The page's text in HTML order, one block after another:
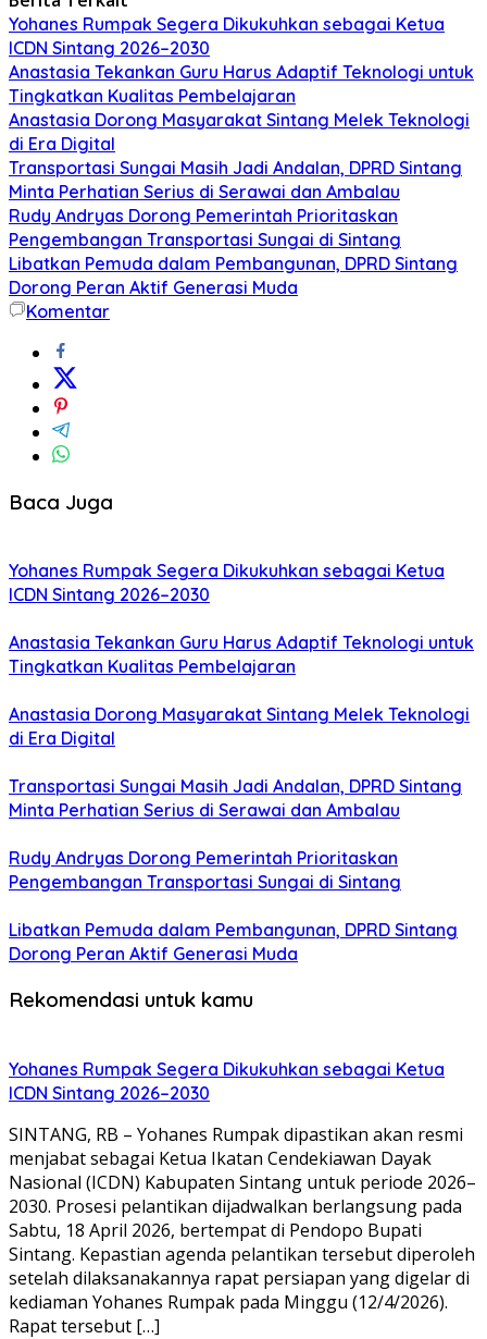
Yohanes Rumpak Segera Dikukuhkan sebagai Ketua
ICDN Sintang 2026–2030
Anastasia Tekankan Guru Harus Adaptif Teknologi untuk
Tingkatkan Kualitas Pembelajaran
Anastasia Dorong Masyarakat Sintang Melek Teknologi
di Era Digital
Transportasi Sungai Masih Jadi Andalan, DPRD Sintang
Minta Perhatian Serius di Serawai dan Ambalau
Rudy Andryas Dorong Pemerintah Prioritaskan
Pengembangan Transportasi Sungai di Sintang
Libatkan Pemuda dalam Pembangunan, DPRD Sintang
Dorong Peran Aktif Generasi Muda
Komentar
Baca Juga
Yohanes Rumpak Segera Dikukuhkan sebagai Ketua
ICDN Sintang 2026–2030
Anastasia Tekankan Guru Harus Adaptif Teknologi untuk
Tingkatkan Kualitas Pembelajaran
Anastasia Dorong Masyarakat Sintang Melek Teknologi
di Era Digital
Transportasi Sungai Masih Jadi Andalan, DPRD Sintang
Minta Perhatian Serius di Serawai dan Ambalau
Rudy Andryas Dorong Pemerintah Prioritaskan
Pengembangan Transportasi Sungai di Sintang
Libatkan Pemuda dalam Pembangunan, DPRD Sintang
Dorong Peran Aktif Generasi Muda
Rekomendasi untuk kamu
Yohanes Rumpak Segera Dikukuhkan sebagai Ketua
ICDN Sintang 2026–2030
SINTANG, RB – Yohanes Rumpak dipastikan akan resmi
menjabat sebagai Ketua Ikatan Cendekiawan Dayak
Nasional (ICDN) Kabupaten Sintang untuk periode 2026–
2030. Prosesi pelantikan dijadwalkan berlangsung pada
Sabtu, 18 April 2026, bertempat di Pendopo Bupati
Sintang. Kepastian agenda pelantikan tersebut diperoleh
setelah dilaksanakannya rapat persiapan yang digelar di
kediaman Yohanes Rumpak pada Minggu (12/4/2026).
Rapat tersebut […]